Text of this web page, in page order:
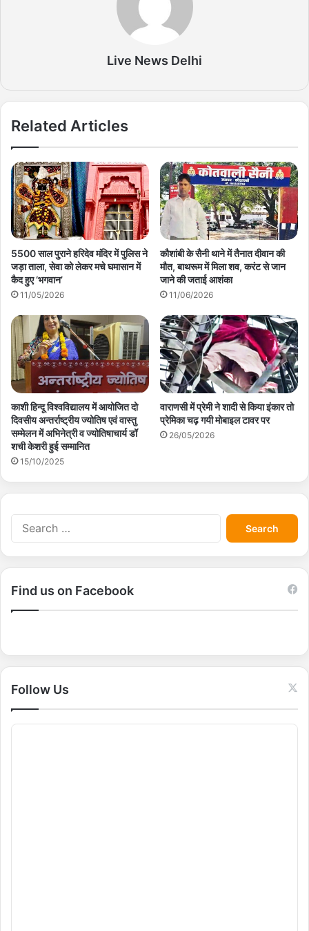
Live News Delhi
Related Articles
5500 साल पुराने हरिदेव मंदिर में पुलिस ने
जड़ा ताला, सेवा को लेकर मचे घमासान में
कैद हुए ‘भगवान’
11/05/2026
कौशांबी के सैनी थाने में तैनात दीवान की
मौत, बाथरूम में मिला शव, करंट से जान
जाने की जताई आशंका
11/06/2026
काशी हिन्दू विश्वविद्यालय में आयोजित दो
दिवसीय अन्तर्राष्ट्रीय ज्योतिष एवं वास्तु
सम्मेलन में अभिनेत्री व ज्योतिषाचार्य डॉ
शची केशरी हुई सम्मानित
15/10/2025
वाराणसी में प्रेमी ने शादी से किया इंकार तो
प्रेमिका चढ़ गयी मोबाइल टावर पर
26/05/2026
S
e
a
r
r
:
Find us on Facebook
Follow Us